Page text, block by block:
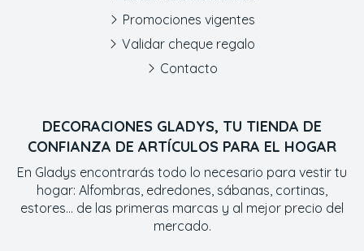
DECORACIONES GLADYS, TU TIENDA DE
CONFIANZA DE ARTÍCULOS PARA EL HOGAR
En Gladys encontrarás todo lo necesario para vestir tu
hogar: Alfombras, edredones, sábanas, cortinas,
estores... de las primeras marcas y al mejor precio del
mercado.
Promociones vigentes
Validar cheque regalo
Contacto